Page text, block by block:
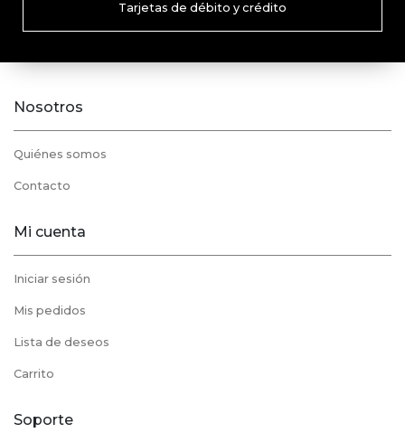
Tarjetas de débito y crédito
Nosotros
Quiénes somos
Contacto
Mi cuenta
Iniciar sesión
Mis pedidos
Lista de deseos
Carrito
Soporte